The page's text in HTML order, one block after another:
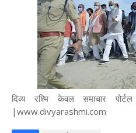
दिव्य रश्मि केवल समाचार
|www.divyarashmi.com